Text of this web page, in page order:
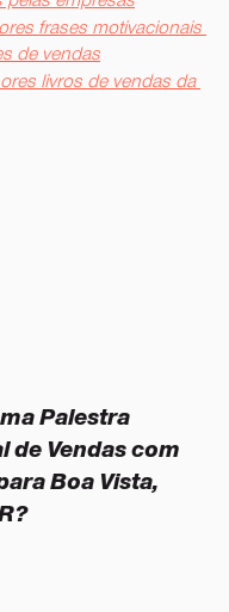
frases motivacionais
de vendas
livros de vendas da
Palestra
de Vendas com
Boa Vista,